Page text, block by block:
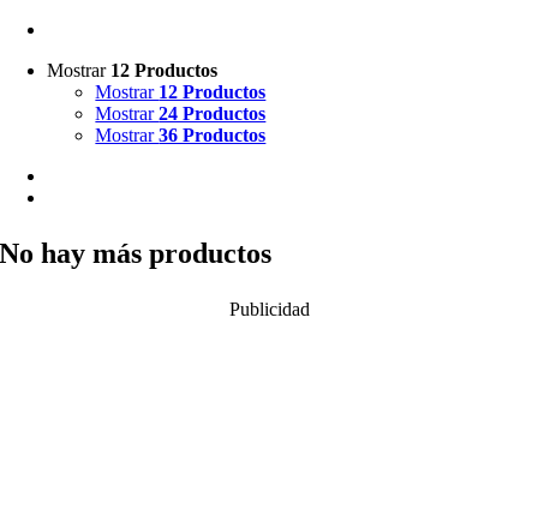
Mostrar 12 Productos
Mostrar 12 Productos
Mostrar24 Productos
Mostrar36 Productos
No hay más productos
Publicidad